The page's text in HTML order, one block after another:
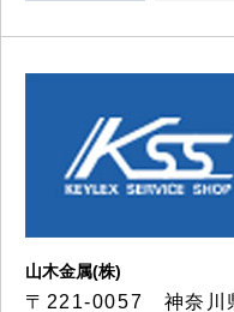
山木金属(株)
〒221-0057 神奈川